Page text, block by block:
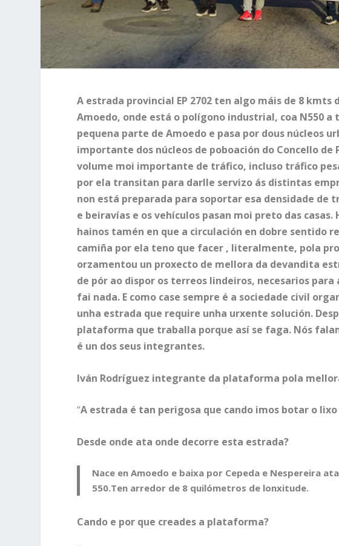
A estrada provincial EP 2702 ten algo máis de 8
Amoedo, onde está o polígono industrial, coa N550 a
pequena parte de Amoedo e pasa por dous núcleos
importante dos núcleos de poboación do Concello de
volume moi importante de tráfico, incluso tráfico
por ela transitan para darlle servizo ás distintas
non está preparada para soportar esa densidade de
e beiravías e os vehículos pasan moi preto das
hainos tamén en que a circulación en dobre sentido
camiña por ela teno que facer , literalmente, pola
orzamentou un proxecto de mellora da devandita
de pór ao dispor os terreos lindeiros, necesarios para
fai nada. E como case sempre é a sociedade civil
unha estrada que require unha urxente solución.
plataforma que traballa porque así se faga. Nós
é un dos seus integrantes.
Iván Rodríguez integrante da plataforma pola
“A estrada é tan perigosa que cando imos botar o
Desde onde ata onde decorre esta estrada?
Nace en Amoedo e baixa por Cepeda e Nespereira
550.Ten arredor de 8 quilómetros de lonxitude.
Cando e por que creades a plataforma?